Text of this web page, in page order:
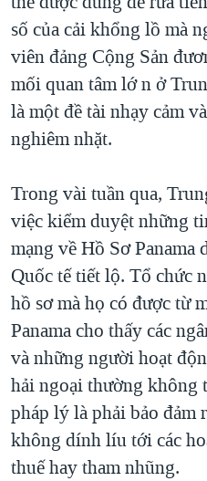
số của cải khổng lồ mà
viên đảng Cộng Sản
mối quan tâm lớ n ở
là một đề tài nhạy cảm
nghiêm nhặt.
Trong vài tuần qua,
việc kiểm duyệt những
mạng về Hồ Sơ
Quốc tế tiết lộ. Tổ chức
hồ sơ mà họ có được từ
Panama cho thấy các
và những người hoạt
hải ngoại thường không
pháp lý là phải bảo đảm
không dính líu tới các
thuế hay tham nhũng.